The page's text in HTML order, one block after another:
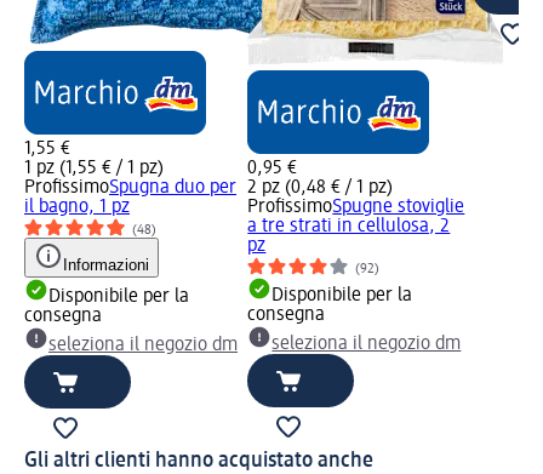
1,55 €
1 pz (1,55 € / 1 pz)
ProfissimoSpugna duo per
il bagno, 1 pz
(48)
Informazioni
Disponibile per la
consegna
seleziona il negozio dm
0,95 €
2 pz (0,48 € / 1 pz)
ProfissimoSpugne stoviglie
a tre strati in cellulosa, 2
pz
(92)
Disponibile per la
consegna
seleziona il negozio dm
Gli altri clienti hanno acquistato anche